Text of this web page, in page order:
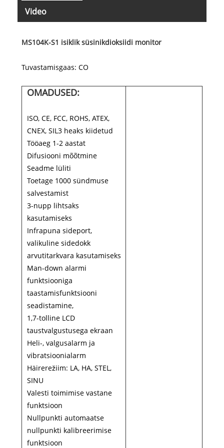
Video
MS104K-S1 isiklik süsinikdioksiidi monitor
Tuvastamisgaas: CO
OMADUSED:
ISO, CE, FCC, ROHS, ATEX,
CNEX, SIL3 heaks kiidetud
Tööaeg 1-2 aastat
Difusiooni mõõtmine
Seadme lüliti
Toetage 1000 sündmuse
salvestamist
3-nupp lihtsaks
kasutamiseks
Infrapuna sideport,
valikuline sidedokk
arvutitarkvara kasutamiseks
Man-down alarmi
funktsiooniga
taastamisfunktsiooni
seadistamine,
1,7-tolline LCD
taustvalgustusega ekraan
Heli-, valgusalarm ja
vibratsioonialarm
Häirerežiim: LA, HA, STEL,
SINU
Valesti toimimise vastane
funktsioon
Nullpunkti automaatse
nullpunkti kalibreerimise
funktsioon